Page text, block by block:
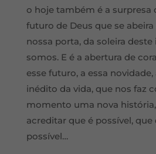
o hoje também é a surpresa
futuro de Deus que se abeira
nossa porta, da soleira
somos. E é a abertura de
esse futuro, a essa novidade,
inédito da vida, que nos faz
momento uma nova
acreditar que é possível, que
possível…